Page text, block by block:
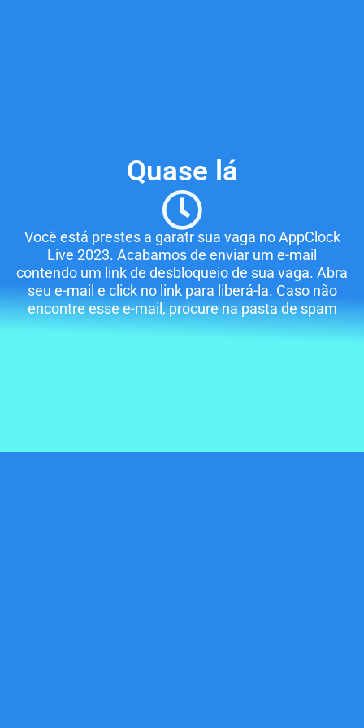
Quase lá
Você está prestes a garatr sua vaga no AppClock
Live 2023. Acabamos de enviar um e-mail
contendo um link de desbloqueio de sua vaga. Abra
seu e-mail e click no link para liberá-la. Caso não
encontre esse e-mail, procure na pasta de spam